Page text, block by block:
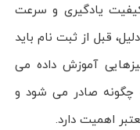
یادگیری و سرعت
قبل از ثبت نام باید
آموزش داده می
چگونه صادر می شود و
اهمیت دارد.